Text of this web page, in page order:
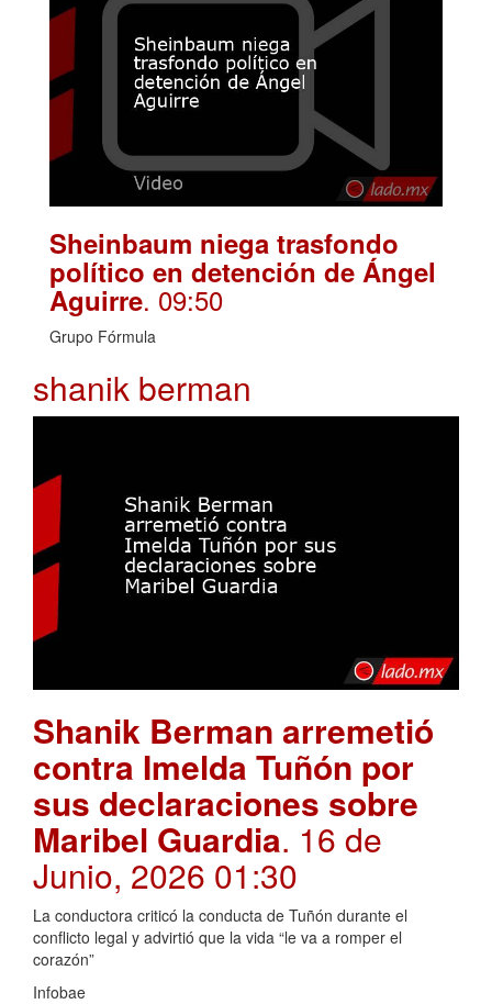
Sheinbaum niega trasfondo
político en detención de Ángel
Aguirre. 09:50
Grupo Fórmula
shanik berman
Shanik Berman arremetió
contra Imelda Tuñón por
sus declaraciones sobre
Maribel Guardia. 16 de
Junio, 2026 01:30
La conductora criticó la conducta de Tuñón durante el
conflicto legal y advirtió que la vida “le va a romper el
corazón”
Infobae